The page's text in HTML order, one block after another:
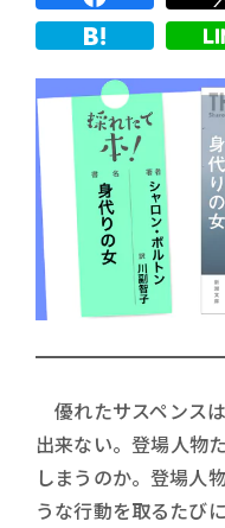
優れたサスペンス
出来ない。登場人物
しまうのか。登場人
うな行動を取るたび